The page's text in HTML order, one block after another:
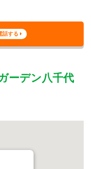
話する
ーデン八千代